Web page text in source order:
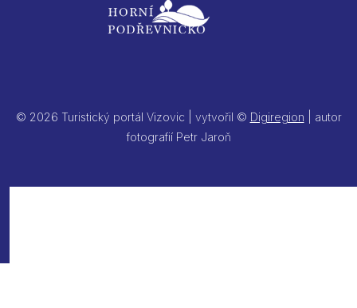
© 2026 Turistický portál Vizovic | vytvořil © Digiregion | autor
fotografií Petr Jaroň